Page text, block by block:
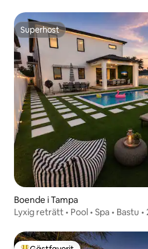
Superhost
Superhost
Boende i Tampa
Lyxig reträtt • Pool • Spa • Bastu